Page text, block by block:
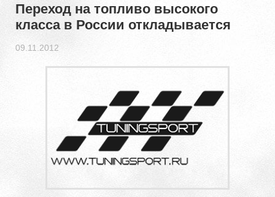
Переход на топливо высокого
класса в России откладывается
09.11.2012